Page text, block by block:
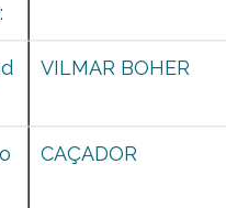
VILMAR BOHER
CAÇADOR